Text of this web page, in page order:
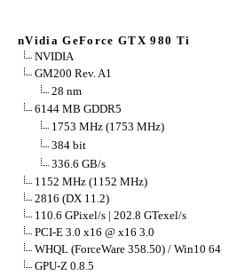
nVidia GeForce GTX 980 Ti
NVIDIA
GM200 Rev. A1
28 nm
6144 MB GDDR5
1753 MHz (1753 MHz)
384 bit
336.6 GB/s
1152 MHz (1152 MHz)
2816 (DX 11.2)
110.6 GPixel/s | 202.8 GTexel/s
PCI-E 3.0 x16 @ x16 3.0
WHQL (ForceWare 358.50) / Win10 64
GPU-Z 0.8.5